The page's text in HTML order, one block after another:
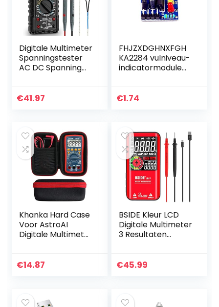
Digitale Multimeter
Spanningstester
AC DC Spanning
MESTEK
€41.97
FHJZXDGHNXFGH
KA2284 vulniveau-
indicatormodule
indicator
€1.74
Khanka Hard Case
Voor AstroAI
Digitale Multimeter
Handleiding en
€14.87
BSIDE Kleur LCD
Digitale Multimeter
3 Resultaten
Ranging
€45.99